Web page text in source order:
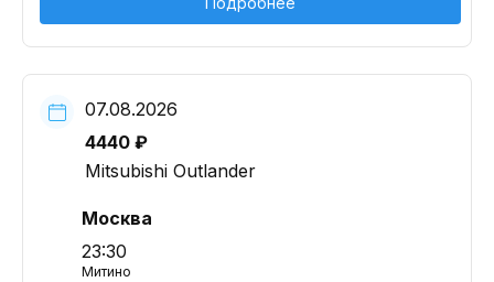
07.08.2026
4440 ₽
Mitsubishi Outlander
Москва
23:30
Митино